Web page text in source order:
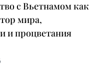
с Вьетнамом как
мира,
и процветания